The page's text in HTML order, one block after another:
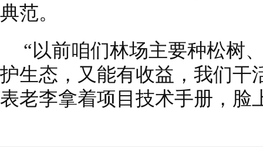
典范。
“以前咱们林场主要种松树
护生态，又能有收益，我们干
表老李拿着项目技术手册，脸